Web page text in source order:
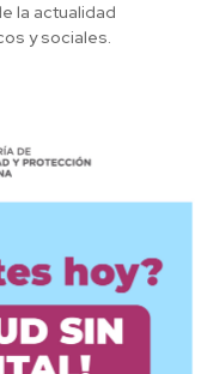
la actualidad
y sociales.